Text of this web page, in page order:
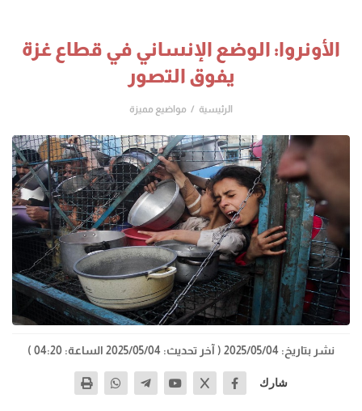
الأونروا: الوضع الإنساني في قطاع غزة
يفوق التصور
الرئيسية مواضيع مميزة
نشر بتاريخ: 2025/05/04 ( آخر تحديث: 2025/05/04 الساعة: 04:20 )
شارك